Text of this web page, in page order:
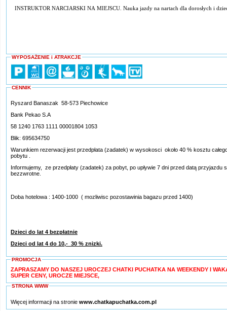
INSTRUKTOR NARCIARSKI NA MIEJSCU. Nauka jazdy na nartach dla dorosłych i
WYPOSAŻENIE i ATRAKCJE
CENNIK
Ryszard Banaszak 58-573 Piechowice
Bank Pekao S.A
58 1240 1763 1111 00001804 1053
Blik: 695634750
Warunkiem rezerwacji jest przedpłata (zadatek) w wysokosci około 40 % kosztu
pobytu .
Informujemy, ze przedpłaty (zadatek) za pobyt, po upływie 7 dni przed datą przyjazdu
bezzwrotne.
Doba hotelowa : 1400-1000 ( mozliwisc pozostawinia bagazu przed 1400)
Dzieci do lat 4 bezpłatnie
Dzieci od lat 4 do 10,- 30 % znizki.
PROMOCJA
ZAPRASZAMY DO NASZEJ UROCZEJ CHATKI PUCHATKA NA WEEKENDY I WAKACJE,
SUPER CENY, UROCZE MIEJSCE,
STRONA WWW
Więcej informacji na stronie www.chatkapuchatka.com.pl